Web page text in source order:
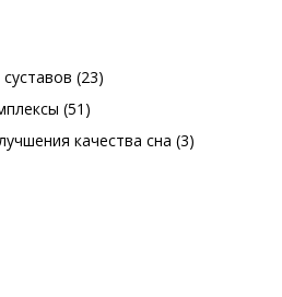
(23)
(51)
качества сна (3)